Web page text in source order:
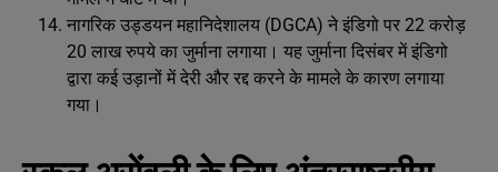
नागरिक उड्डयन महानिदेशालय (DGCA) ने इंडिगो पर 22 करोड़
20 लाख रुपये का जुर्माना लगाया। यह जुर्माना दिसंबर में इंडिगो
द्वारा कई उड़ानों में देरी और रद्द करने के मामले के कारण लगाया
गया।